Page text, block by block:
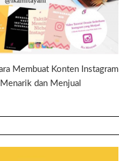
Membuat Konten Instagram
dan Menjual